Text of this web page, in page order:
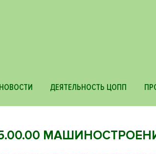
НОВОСТИ ДЕЯТЕЛЬНОСТЬ ЦОПП